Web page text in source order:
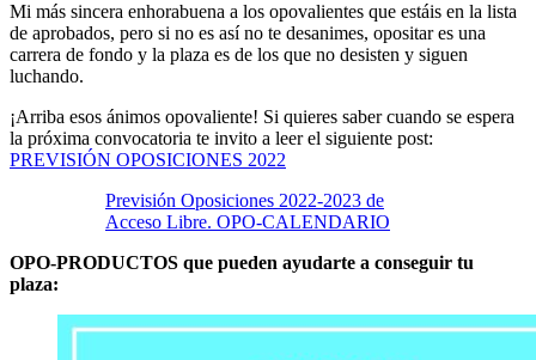
Mi más sincera enhorabuena a los opovalientes que estáis en la lista
de aprobados, pero si no es así no te desanimes, opositar es una
carrera de fondo y la plaza es de los que no desisten y siguen
luchando.
¡Arriba esos ánimos opovaliente! Si quieres saber cuando se espera
la próxima convocatoria te invito a leer el siguiente post:
PREVISIÓN OPOSICIONES 2022
Previsión Oposiciones 2022-2023 de
Acceso Libre. OPO-CALENDARIO
OPO-PRODUCTOS que pueden ayudarte a conseguir tu
plaza: